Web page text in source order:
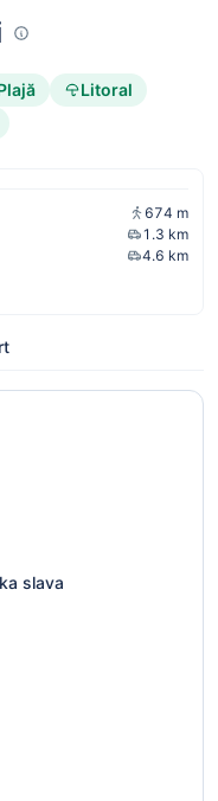
Litoral
674 m
1.3 km
4.6 km
slava